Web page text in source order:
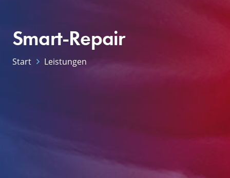
Smart-Repair
Start Leistungen